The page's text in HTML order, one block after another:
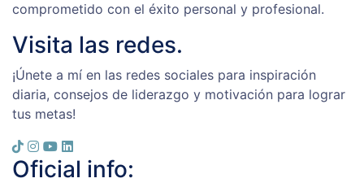
comprometido con el éxito personal y profesional.
Visita las redes.
¡Únete a mí en las redes sociales para inspiración
diaria, consejos de liderazgo y motivación para lograr
tus metas!
Oficial info: